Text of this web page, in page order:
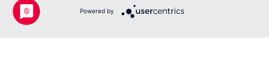
Powered by